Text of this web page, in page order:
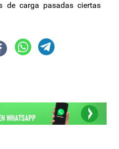
de carga pasadas ciertas